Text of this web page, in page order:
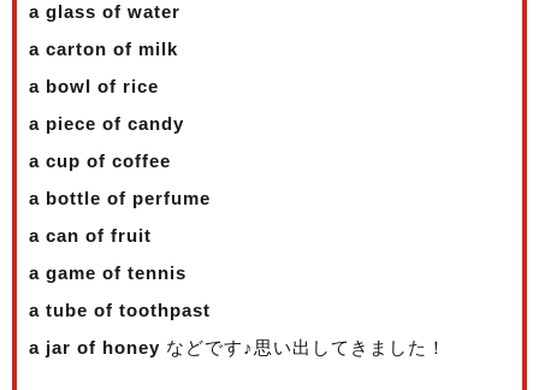
a glass of water
a carton of milk
a bowl of rice
a piece of candy
a cup of coffee
a bottle of perfume
a can of fruit
a game of tennis
a tube of toothpast
a jar of honey などです♪思い出してきました！